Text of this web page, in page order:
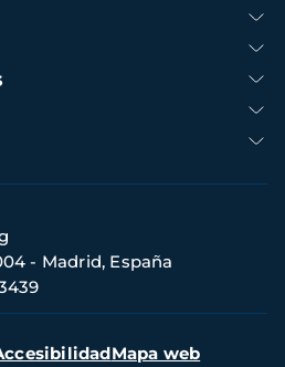
- Madrid, España
Mapa web